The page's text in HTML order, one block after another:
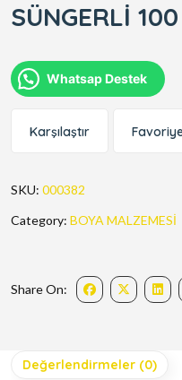
SÜNGERLİ
Whatsap Destek
Karşılaştır
SKU: 000382
Category: BOYA MALZEMESİ
Share On:
Değerlendirmeler (0)